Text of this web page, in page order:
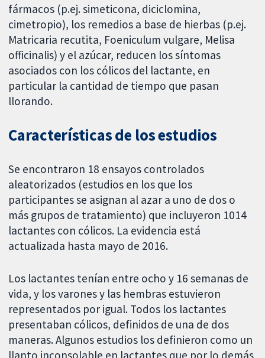
fármacos (p.ej. simeticona, diciclomina,
cimetropio), los remedios a base de hierbas (p.ej.
Matricaria recutita, Foeniculum vulgare, Melisa
officinalis) y el azúcar, reducen los síntomas
asociados con los cólicos del lactante, en
particular la cantidad de tiempo que pasan
llorando.
Características de los estudios
Se encontraron 18 ensayos controlados
aleatorizados (estudios en los que los
participantes se asignan al azar a uno de dos o
más grupos de tratamiento) que incluyeron 1014
lactantes con cólicos. La evidencia está
actualizada hasta mayo de 2016.
Los lactantes tenían entre ocho y 16 semanas de
vida, y los varones y las hembras estuvieron
representados por igual. Todos los lactantes
presentaban cólicos, definidos de una de dos
maneras. Algunos estudios los definieron como un
llanto inconsolable en lactantes que por lo demás